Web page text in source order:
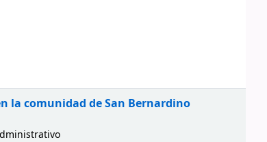
la comunidad de San Bernardino